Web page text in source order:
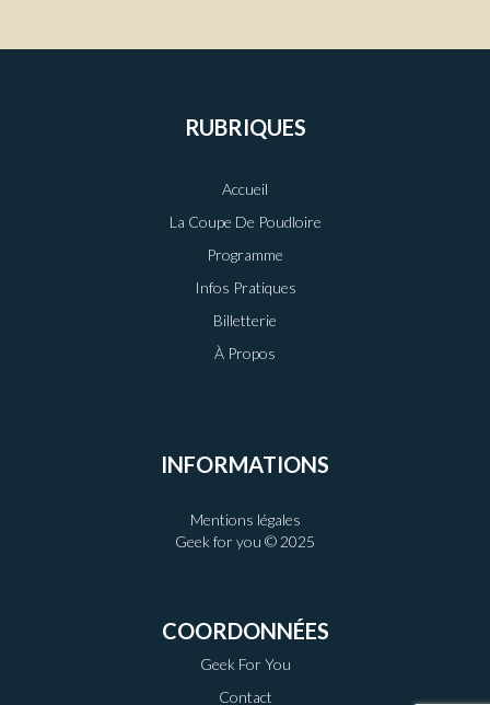
RUBRIQUES
Accueil
La Coupe De Poudloire
Programme
Infos Pratiques
Billetterie
À Propos
INFORMATIONS
Mentions légales
Geek for you © 2025
COORDONNÉES
Geek For You
Contact